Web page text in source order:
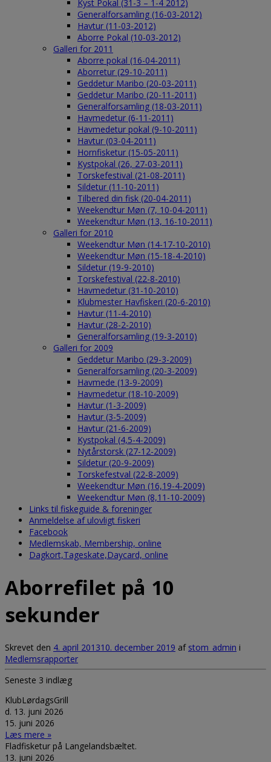
Kyst Pokal (31-3 – 1-4 2012)
Generalforsamling (16-03-2012)
Havtur (11-03-2012)
Aborre Pokal (10-03-2012)
Galleri for 2011
Aborre pokal (16-04-2011)
Aborretur (29-10-2011)
Geddetur Maribo (20-03-2011)
Geddetur Maribo (20-11-2011)
Generalforsamling (18-03-2011)
Havmedetur (6-11-2011)
Havmedetur pokal (9-10-2011)
Havtur (03-04-2011)
Hornfisketur (15-05-2011)
Kystpokal (26, 27-03-2011)
Torskefestival (21-08-2011)
Sildetur (11-10-2011)
Tilbered din fisk (20-04-2011)
Weekendtur Møn (7, 10-04-2011)
Weekendtur Møn (13, 16-10-2011)
Galleri for 2010
Weekendtur Møn (14-17-10-2010)
Weekendtur Møn (15-18-4-2010)
Sildetur (19-9-2010)
Torskefestival (22-8-2010)
Havmedetur (31-10-2010)
Klubmester Havfiskeri (20-6-2010)
Havtur (11-4-2010)
Havtur (28-2-2010)
Generalforsamling (19-3-2010)
Galleri for 2009
Geddetur Maribo (29-3-2009)
Generalforsamling (20-3-2009)
Havmede (13-9-2009)
Havmedetur (18-10-2009)
Havtur (1-3-2009)
Havtur (3-5-2009)
Havtur (21-6-2009)
Kystpokal (4,5-4-2009)
Nytårstorsk (27-12-2009)
Sildetur (20-9-2009)
Torskefestval (22-8-2009)
Weekendtur Møn (16,19-4-2009)
Weekendtur Møn (8,11-10-2009)
Links til fiskeguide & foreninger
Anmeldelse af ulovligt fiskeri
Facebook
Medlemskab, Membership, online
Dagkort,Tageskate,Daycard, online
Aborrefilet på 10
sekunder
Skrevet den 4. april 201310. december 2019 af stom_admin i
Medlemsrapporter
Seneste 3 indlæg
KlubLørdagsGrill
d. 13. juni 2026
15. juni 2026
Læs mere »
Fladfisketur på Langelandsbæltet.
13. juni 2026